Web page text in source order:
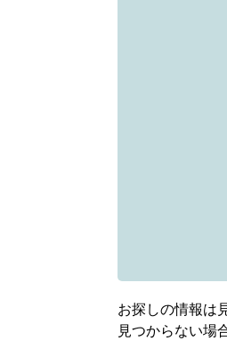
お探しの情報は
見つからない場